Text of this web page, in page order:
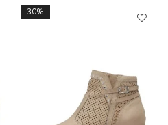
30%